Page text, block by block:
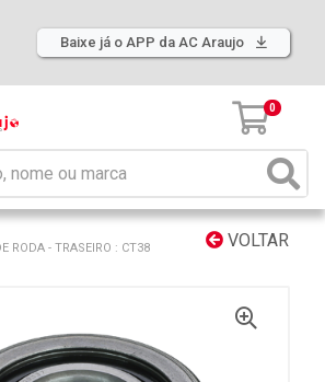
Baixe já o APP da AC Araujo
0
VOLTAR
RODA - TRASEIRO : CT38